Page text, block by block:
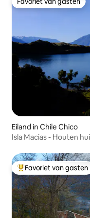
Favoriet van gasten
Eiland in Chile Chico
Isla Macias - Houten
Topfavoriet van
Favoriet van gasten